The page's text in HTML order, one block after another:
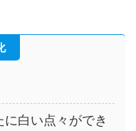
白い点々ができ